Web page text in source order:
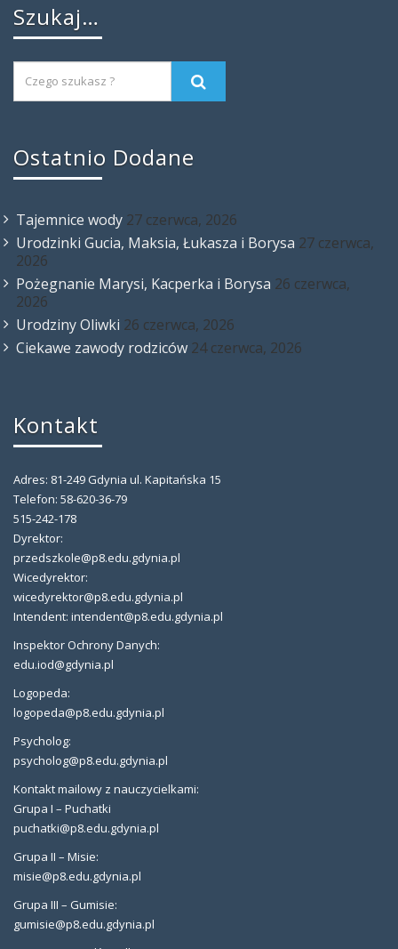
Szukaj…
Ostatnio Dodane
Tajemnice wody 27 czerwca, 2026
Urodzinki Gucia, Maksia, Łukasza i Borysa 27 czerwca,
2026
Pożegnanie Marysi, Kacperka i Borysa 26 czerwca,
2026
Urodziny Oliwki 26 czerwca, 2026
Ciekawe zawody rodziców 24 czerwca, 2026
Kontakt
Adres: 81-249 Gdynia ul. Kapitańska 15
Telefon: 58-620-36-79
515-242-178
Dyrektor:
przedszkole@p8.edu.gdynia.pl
Wicedyrektor:
wicedyrektor@p8.edu.gdynia.pl
Intendent: intendent@p8.edu.gdynia.pl
Inspektor Ochrony Danych:
edu.iod@gdynia.pl
Logopeda:
logopeda@p8.edu.gdynia.pl
Psycholog:
psycholog@p8.edu.gdynia.pl
Kontakt mailowy z nauczycielkami:
Grupa I – Puchatki
puchatki@p8.edu.gdynia.pl
Grupa II – Misie:
misie@p8.edu.gdynia.pl
Grupa III – Gumisie:
gumisie@p8.edu.gdynia.pl